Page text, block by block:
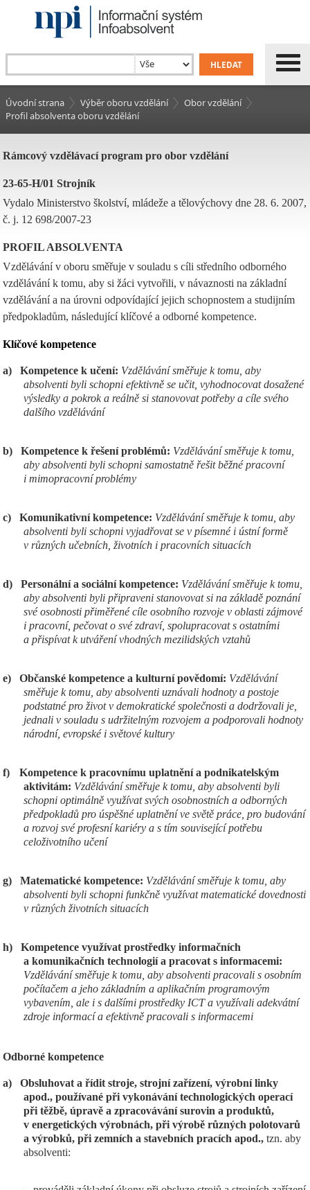
Úvodní strana Výběr oboru vzdělání
Obor vzdělání
Profil absolventa oboru vzdělání
Rámcový vzdělávací program pro obor vzdělání
23-65-H/01 Strojník
Vydalo Ministerstvo školství, mládeže a tělovýchovy dne 28. 6. 2007,
č. j. 12 698/2007-23
PROFIL ABSOLVENTA
Vzdělávání v oboru směřuje v souladu s cíli středního odborného
vzdělávání k tomu, aby si žáci vytvořili, v návaznosti na základní
vzdělávání a na úrovni odpovídající jejich schopnostem a studijním
předpokladům, následující klíčové a odborné kompetence.
Klíčové kompetence
a) Kompetence k učení: Vzdělávání směřuje k tomu, aby
absolventi byli schopni efektivně se učit, vyhodnocovat dosažené
výsledky a pokrok a reálně si stanovovat potřeby a cíle svého
dalšího vzdělávání
b) Kompetence k řešení problémů: Vzdělávání směřuje k tomu,
aby absolventi byli schopni samostatně řešit běžné pracovní
i mimopracovní problémy
c) Komunikativní kompetence: Vzdělávání směřuje k tomu, aby
absolventi byli schopni vyjadřovat se v písemné i ústní formě
v různých učebních, životních i pracovních situacích
d) Personální a sociální kompetence: Vzdělávání směřuje k tomu,
aby absolventi byli připraveni stanovovat si na základě poznání
své osobnosti přiměřené cíle osobního rozvoje v oblasti zájmové
i pracovní, pečovat o své zdraví, spolupracovat s ostatními
a přispívat k utváření vhodných mezilidských vztahů
e) Občanské kompetence a kulturní povědomí: Vzdělávání
směřuje k tomu, aby absolventi uznávali hodnoty a postoje
podstatné pro život v demokratické společnosti a dodržovali je,
jednali v souladu s udržitelným rozvojem a podporovali hodnoty
národní, evropské i světové kultury
f)
Kompetence k pracovnímu uplatnění a podnikatelským
aktivitám: Vzdělávání směřuje k tomu, aby absolventi byli
schopni optimálně využívat svých osobnostních a odborných
předpokladů pro úspěšné uplatnění ve světě práce, pro budování
a rozvoj své profesní kariéry a s tím související potřebu
celoživotního učení
g) Matematické kompetence: Vzdělávání směřuje k tomu, aby
absolventi byli schopni funkčně využívat matematické dovednosti
v různých životních situacích
h)
Kompetence využívat prostředky informačních
a komunikačních technologií a pracovat s informacemi:
Vzdělávání směřuje k tomu, aby absolventi pracovali s osobním
počítačem a jeho základním a aplikačním programovým
vybavením, ale i s dalšími prostředky ICT a využívali adekvátní
zdroje informací a efektivně pracovali s informacemi
Odborné kompetence
a)
Obsluhovat a řídit stroje, strojní zařízení, výrobní linky
apod., používané při vykonávání technologických operací
při těžbě, úpravě a zpracovávání surovin a produktů,
v energetických výrobnách, při výrobě různých polotovarů
a výrobků, při zemních a stavebních pracích apod.,tzn. aby
absolventi: